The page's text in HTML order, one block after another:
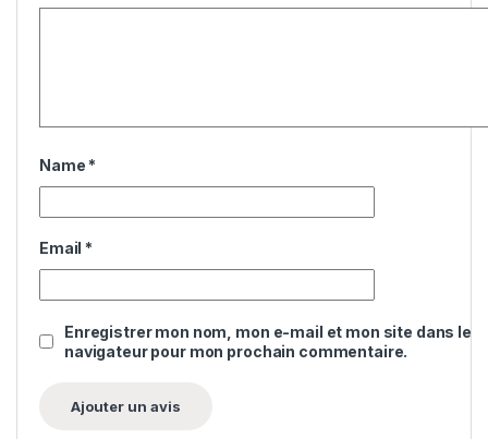
Name *
Email *
Enregistrer mon nom, mon e-mail et mon site dans le
navigateur pour mon prochain commentaire.